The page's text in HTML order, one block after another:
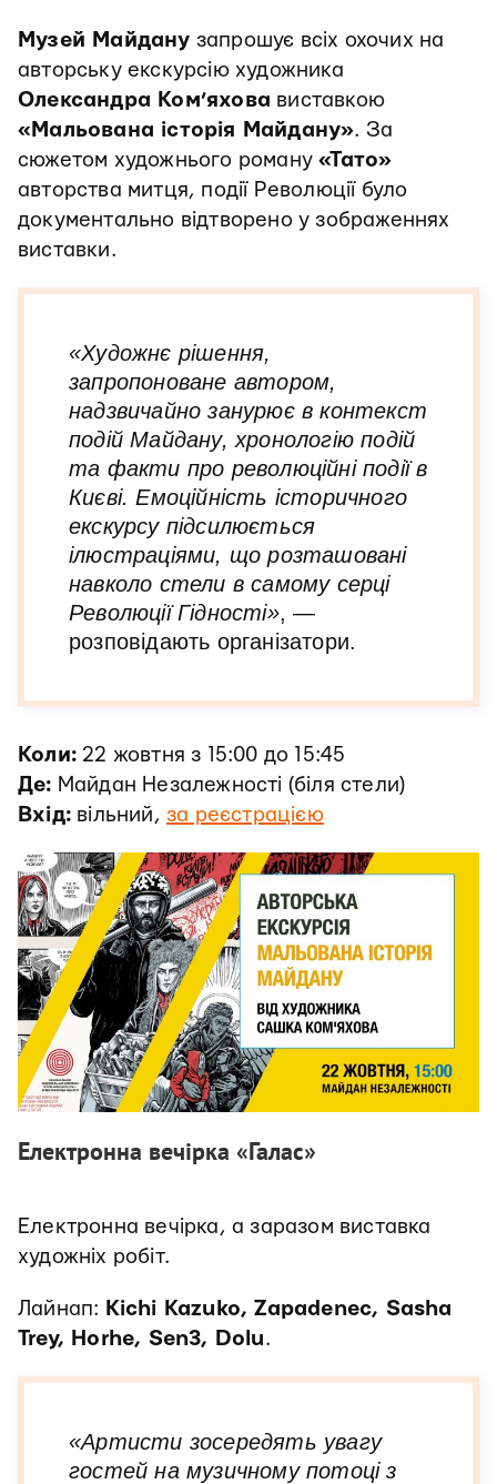
Музей Майдану запрошує всіх охочих на
авторську екскурсію художника
Олександра Ком’яхова виставкою
«Мальована історія Майдану». За
сюжетом художнього роману«Тато»
авторства митця, події Революції було
документально відтворено у зображеннях
виставки.
«Художнє рішення,
запропоноване автором,
надзвичайно занурює в контекст
подій Майдану, хронологію подій
та факти про революційні події в
Києві. Емоційність історичного
екскурсу підсилюється
ілюстраціями, що розташовані
навколо стели в самому серці
Революції Гідності», —
розповідають організатори.
Коли: 22 жовтня з 15:00 до 15:45
Де: Майдан Незалежності (біля стели)
Вхід: вільний, за реєстрацією
Електронна вечірка «Галас»
Електронна вечірка, а заразом виставка
художніх робіт.
Лайнап: Kichi Kazuko, Zapadenec, Sasha
Trey, Horhe, Sen3, Dolu.
«Артисти зосередять увагу
гостей на музичному потоці з